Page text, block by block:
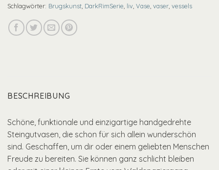
Schlagwörter: Brugskunst DarkRimSerie liv Vase vaser vessels
BESCHREIBUNG
Schöne, funktionale und einzigartige handgedrehte
Steingutvasen, die schon für sich allein wunderschön
sind. Geschaffen, um dir oder einem geliebten Menschen
Freude zu bereiten. Sie können ganz schlicht bleiben